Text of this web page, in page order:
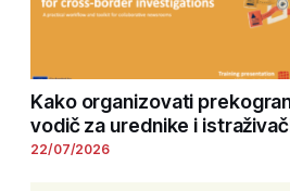
Kako organizovati
vodič za urednike i
22/07/2026